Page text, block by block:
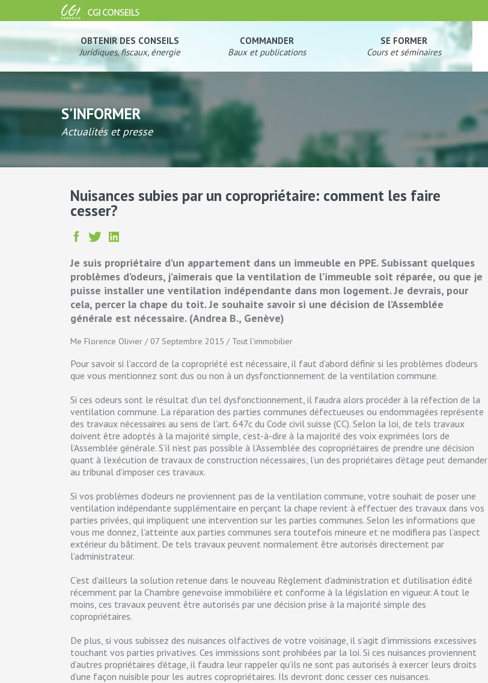
OBTENIR DES CONSEILS
Juridiques, fiscaux, énergie
COMMANDER
Baux et publications
SE FORMER
Cours et séminaires
S'INFORMER
Actualités et presse
Nuisances subies par un copropriétaire: comment les faire
cesser?
Je suis propriétaire d’un appartement dans un immeuble en PPE. Subissant quelques
problèmes d’odeurs, j’aimerais que la ventilation de l’immeuble soit réparée, ou que je
puisse installer une ventilation indépendante dans mon logement. Je devrais, pour
cela, percer la chape du toit. Je souhaite savoir si une décision de l’Assemblée
générale est nécessaire. (Andrea B., Genève)
Me Florence Olivier / 07 Septembre 2015 / Tout l’immobilier
Pour savoir si l’accord de la copropriété est nécessaire, il faut d’abord définir si les problèmes d’odeurs
que vous mentionnez sont dus ou non à un dysfonctionnement de la ventilation commune.
Si ces odeurs sont le résultat d’un tel dysfonctionnement, il faudra alors procéder à la réfection de la
ventilation commune. La réparation des parties communes défectueuses ou endommagées représente
des travaux nécessaires au sens de l’art. 647c du Code civil suisse (CC). Selon la loi, de tels travaux
doivent être adoptés à la majorité simple, c’est-à-dire à la majorité des voix exprimées lors de
l’Assemblée générale. S’il n’est pas possible à l’Assemblée des copropriétaires de prendre une décision
quant à l’exécution de travaux de construction nécessaires, l’un des propriétaires d’étage peut demander
au tribunal d’imposer ces travaux.
Si vos problèmes d’odeurs ne proviennent pas de la ventilation commune, votre souhait de poser une
ventilation indépendante supplémentaire en perçant la chape revient à effectuer des travaux dans vos
parties privées, qui impliquent une intervention sur les parties communes. Selon les informations que
vous me donnez, l’atteinte aux parties communes sera toutefois mineure et ne modifiera pas l’aspect
extérieur du bâtiment. De tels travaux peuvent normalement être autorisés directement par
l’administrateur.
C’est d’ailleurs la solution retenue dans le nouveau Règlement d’administration et d’utilisation édité
récemment par la Chambre genevoise immobilière et conforme à la législation en vigueur. A tout le
moins, ces travaux peuvent être autorisés par une décision prise à la majorité simple des
copropriétaires.
De plus, si vous subissez des nuisances olfactives de votre voisinage, il s’agit d’immissions excessives
touchant vos parties privatives. Ces immissions sont prohibées par la loi. Si ces nuisances proviennent
d’autres propriétaires d’étage, il faudra leur rappeler qu’ils ne sont pas autorisés à exercer leurs droits
d’une façon nuisible pour les autres copropriétaires. Ils devront donc cesser ces nuisances.